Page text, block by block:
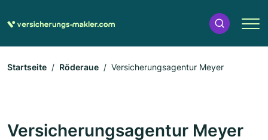
Startseite Röderaue Versicherungsagentur Meyer
Versicherungsagentur Meyer